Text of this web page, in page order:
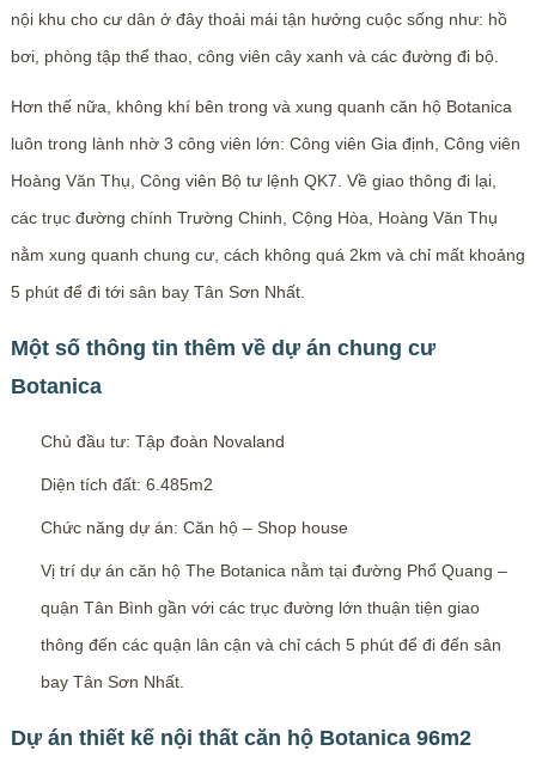
nội khu cho cư dân ở đây thoải mái tận hưởng cuộc sống như: hồ
bơi, phòng tập thể thao, công viên cây xanh và các đường đi bộ.
Hơn thế nữa, không khí bên trong và xung quanh căn hộ Botanica
luôn trong lành nhờ 3 công viên lớn: Công viên Gia định, Công viên
Hoàng Văn Thụ, Công viên Bộ tư lệnh QK7. Về giao thông đi lại,
các trục đường chính Trường Chinh, Cộng Hòa, Hoàng Văn Thụ
nằm xung quanh chung cư, cách không quá 2km và chỉ mất khoảng
5 phút để đi tới sân bay Tân Sơn Nhất.
Một số thông tin thêm về dự án chung cư
Botanica
Chủ đầu tư: Tập đoàn Novaland
Diện tích đất: 6.485m2
Chức năng dự án: Căn hộ – Shop house
Vị trí dự án căn hộ The Botanica nằm tại đường Phổ Quang –
quận Tân Bình gần với các trục đường lớn thuận tiện giao
thông đến các quận lân cận và chỉ cách 5 phút để đi đến sân
bay Tân Sơn Nhất.
Dự án thiết kế nội thất căn hộ Botanica 96m2